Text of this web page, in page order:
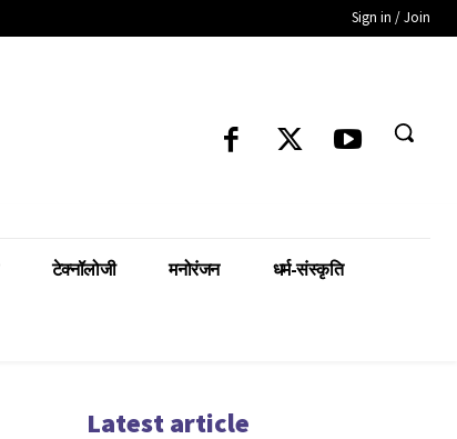
Sign in / Join
टेक्नॉलोजी मनोरंजन धर्म-संस्कृति
Latest article